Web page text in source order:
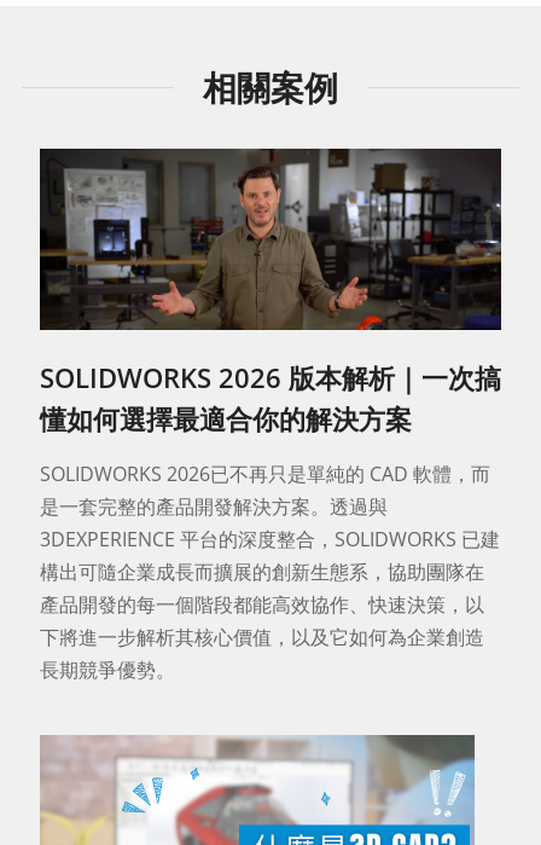
相關案例
SOLIDWORKS 2026 版本解析｜一次搞
懂如何選擇最適合你的解決方案
SOLIDWORKS 2026已不再只是單純的 CAD 軟體，而
是一套完整的產品開發解決方案。透過與
3DEXPERIENCE 平台的深度整合，SOLIDWORKS 已建
構出可隨企業成長而擴展的創新生態系，協助團隊在
產品開發的每一個階段都能高效協作、快速決策，以
下將進一步解析其核心價值，以及它如何為企業創造
長期競爭優勢。